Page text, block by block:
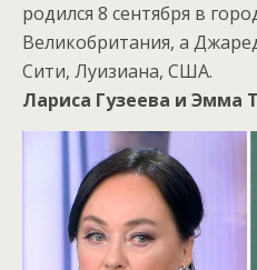
родился 8 сентября в
Великобритания, а
Сити, Луизиана, США.
Лариса Гузеева и Эмма